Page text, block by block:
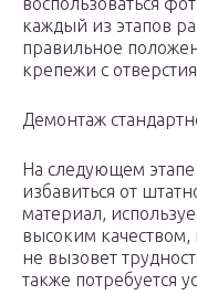
каждый из этапов
правильное
крепежи с
Демонтаж
На следующем
избавиться от
материал,
высоким качеством,
не вызовет
также потребуется